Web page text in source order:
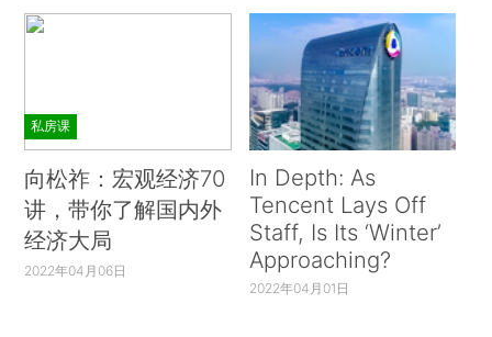
私房课
向松祚：宏观经济70
讲，带你了解国内外
经济大局
2022年04月06日
In Depth: As
Tencent Lays Off
Staff, Is Its ‘Winter’
Approaching?
2022年04月01日